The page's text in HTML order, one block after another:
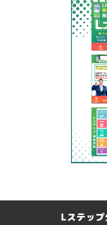
Lステッ